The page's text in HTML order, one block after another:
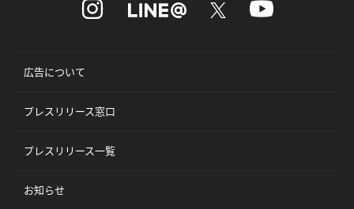
広告について
プレスリリース窓口
プレスリリース一覧
お知らせ